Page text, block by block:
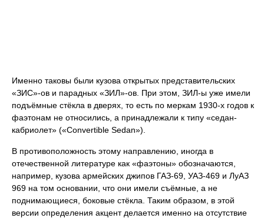
Именно таковы были кузова открытых представительских
«ЗИС»-ов и парадных «ЗИЛ»-ов. При этом, ЗИЛ-ы уже имели
подъёмные стёкла в дверях, то есть по меркам 1930-х годов к
фаэтонам не относились, а принадлежали к типу «седан-
кабриолет» («Convertible Sedan»).
В противоположность этому направлению, иногда в
отечественной литературе как «фаэтоны» обозначаются,
например, кузова армейских джипов ГАЗ-69, УАЗ-469 и ЛуАЗ
969 на том основании, что они имели съёмные, а не
поднимающиеся, боковые стёкла. Таким образом, в этой
версии определения акцент делается именно на отсутствие